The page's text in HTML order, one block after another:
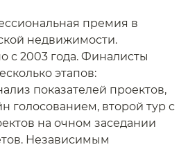
премия в
недвижимости.
с 2003 года. Финалисты
этапов:
показателей проектов,
голосованием, второй тур с
на очном заседании
Независимым